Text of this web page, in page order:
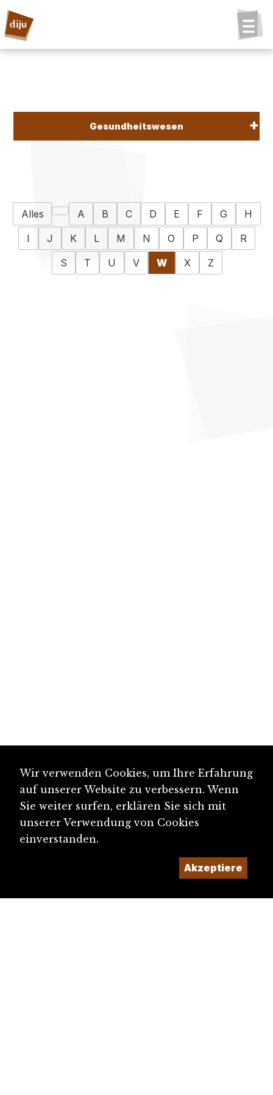
Gesundheitswesen
Alles A B C D E F G
H
I
J K L M N O P Q
R
S
T U V W X Z
Wir verwenden Cookies, um Ihre Erfahrung
auf unserer Website zu verbessern. Wenn
Sie weiter surfen, erklären Sie sich mit
unserer Verwendung von Cookies
einverstanden.
Akzeptiere